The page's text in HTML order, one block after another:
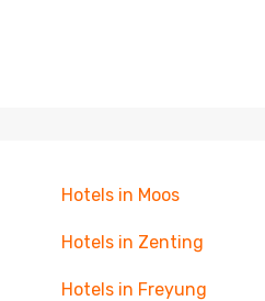
Hotels in Moos
Hotels in Zenting
Hotels in Freyung